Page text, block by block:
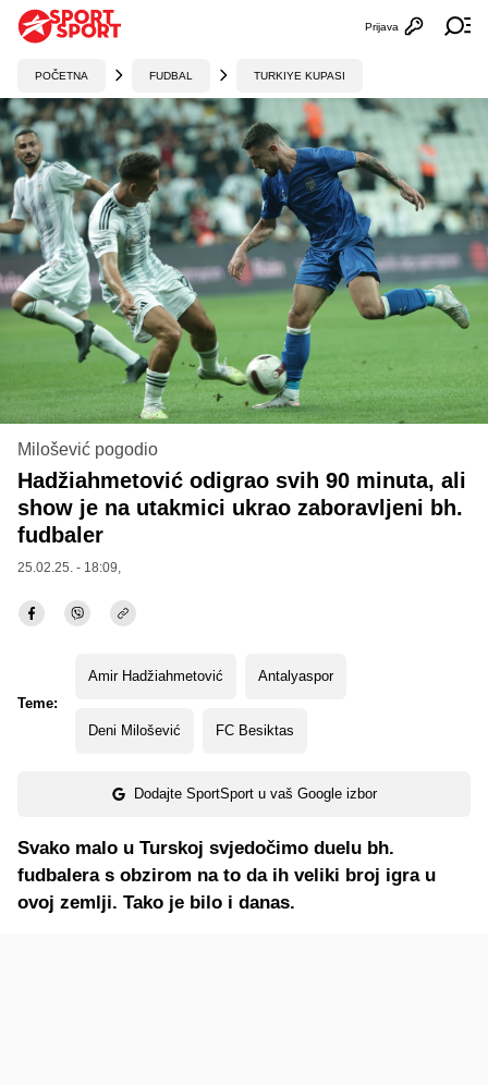
Otvori
Prijava
POČETNA FUDBAL TURKIYE KUPASI
Milošević pogodio
Hadžiahmetović odigrao svih 90 minuta, ali
show je na utakmici ukrao zaboravljeni bh.
fudbaler
25.02.25. - 18:09,
Teme:
Amir Hadžiahmetović Antalyaspor
Deni Milošević FC Besiktas
Dodajte SportSport u vaš Google izbor
Svako malo u Turskoj svjedočimo duelu bh.
fudbalera s obzirom na to da ih veliki broj igra u
ovoj zemlji. Tako je bilo i danas.